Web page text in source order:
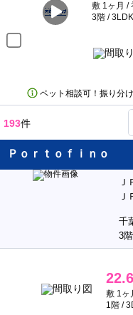
敷 1ヶ月 /
3階 /
ペット相談可！振り分
193件
Ｐｏｒｔｏｆｉｎｏ
Ｊ
Ｊ
千
3
22.6
敷 1ヶ
1階 /